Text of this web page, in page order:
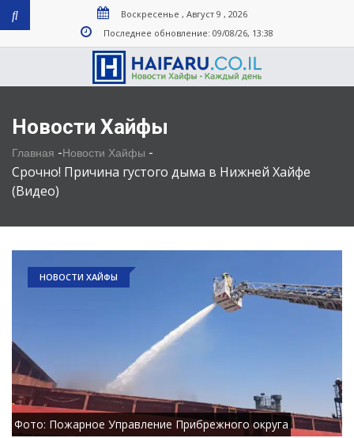
Воскресенье , Август 9 , 2026
Последнее обновление: 09/08/26, 13:38
Новости Хайфы
Главная -Новости Хайфы -
Срочно! Причина густого дыма в Нижней Хайфе
(Видео)
НОВОСТИ ХАЙФЫ
Фото: Пожарное Управление Прибрежного округа